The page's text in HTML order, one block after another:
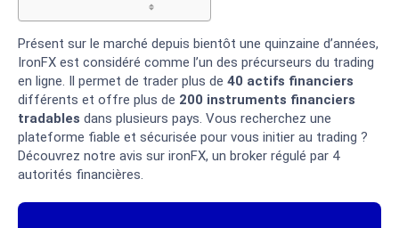
Présent sur le marché depuis bientôt une quinzaine d’années,
IronFX est considéré comme l’un des précurseurs du trading
en ligne. Il permet de trader plus de 40 actifs financiers
différents et offre plus de 200 instruments financiers
tradables dans plusieurs pays. Vous recherchez une
plateforme fiable et sécurisée pour vous initier au trading ?
Découvrez notre avis sur ironFX, un broker régulé par 4
autorités financières.